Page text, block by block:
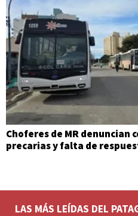
Choferes de MR denuncian
precarias y falta de
LAS MÁS LEÍDAS DEL